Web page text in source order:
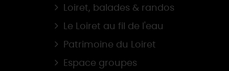
Loiret, balades & randos
Le Loiret au fil de l'eau
Patrimoine du Loiret
Espace groupes